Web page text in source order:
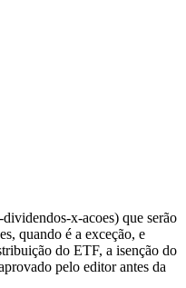
x-acoes) que serão
quando é a exceção, e
do ETF, a isenção do
pelo editor antes da